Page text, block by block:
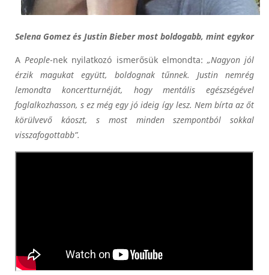
Selena Gomez és Justin Bieber most boldogabb, mint egykor
APeople-nek nyilatkozó ismerősük elmondta:„Nagyon jól
érzik magukat együtt, boldognak tűnnek. Justin nemrég
lemondta koncertturnéját, hogy mentális egészségével
foglalkozhasson, s ez még egy jó ideig így lesz. Nem bírta az őt
körülvevő káoszt, s most minden szempontból sokkal
visszafogottabb”.